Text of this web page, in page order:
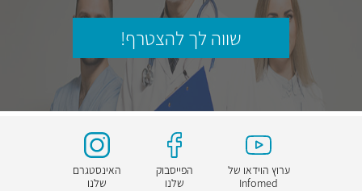
שווה לך להצטרף!
ערוץ הוידאו של
Infomed
הפייסבוק
שלנו
האינסטגרם
שלנו